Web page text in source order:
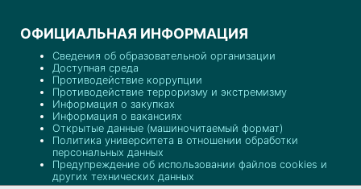
ОФИЦИАЛЬНАЯ ИНФОРМАЦИЯ
Сведения об образовательной организации
Доступная среда
Противодействие коррупции
Противодействие терроризму и экстремизму
Информация о закупках
Информация о вакансиях
Открытые данные (машиночитаемый формат)
Политика университета в отношении обработки
персональных данных
Предупреждение об использовании файлов cookies и
других технических данных